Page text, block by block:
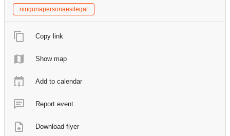
ningunapersonaesilegal
Copy link
Show map
Add to calendar
Report event
Download flyer